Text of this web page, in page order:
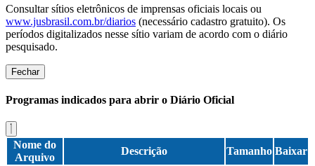
Consultar sítios eletrônicos de imprensas oficiais locais ou
www.jusbrasil.com.br/diarios (necessário cadastro gratuito). Os
períodos digitalizados nesse sítio variam de acordo com o diário
pesquisado.
Fechar
Programas indicados para abrir o Diário Oficial
Nome do
Arquivo
Descrição Tamanho Baixar